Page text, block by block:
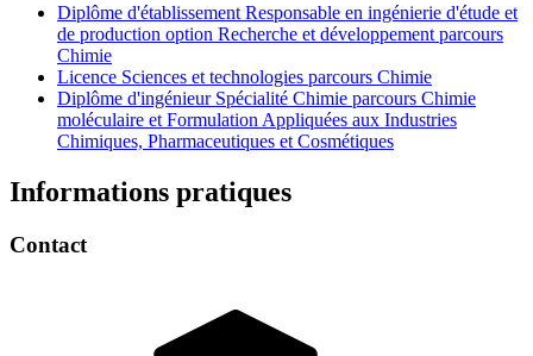
Diplôme d'établissement Responsable en ingénierie d'étude et
de production option Recherche et développement parcours
Chimie
Licence Sciences et technologies parcours Chimie
Diplôme d'ingénieur Spécialité Chimie parcours Chimie
moléculaire et Formulation Appliquées aux Industries
Chimiques, Pharmaceutiques et Cosmétiques
Informations pratiques
Contact